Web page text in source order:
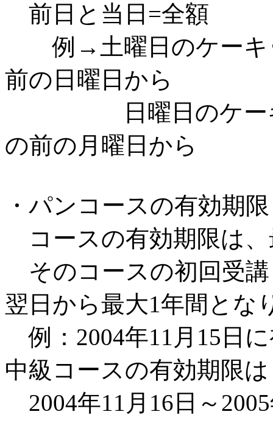
前日と当日=全額
例→土曜日のケーキ･
前の日曜日から
日曜日のケーキ･
の前の月曜日から
・パンコースの有効期限
コースの有効期限は、
そのコースの初回受
翌日から最大1年間とな
例：2004年11月15日
中級コースの有効期限は
2004年11月16日～